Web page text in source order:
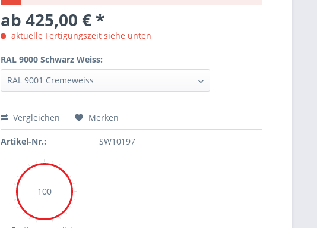
ab 425,00 € *
aktuelle Fertigungszeit siehe unten
RAL 9000 Schwarz Weiss:
Vergleichen Merken
Artikel-Nr.: SW10197
100